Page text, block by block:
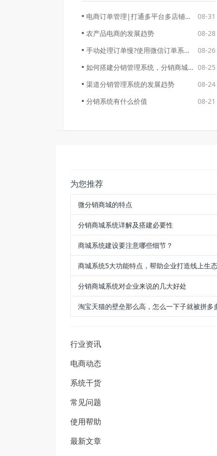
电商订单管理|打通多平台多店铺订单管理壁垒
08-31
农产品电商的发展趋势
08-28
手动处理订单慢?使用微信订单系统帮你高效管理
08-26
如何搭建分销管理系统，分销商城软件开发平台哪个好 08-25
渠道分销管理系统的发展趋势
08-24
分销系统有什么价值
08-21
为您推荐
微分销商城的特点
分销商城系统详解及搭建必要性
商城系统建设要注意哪些细节？
商城系统5大功能特点，帮助企业打造线上生
分销商城系统对企业来说的几大好处
淘宝天猫的壁垒那么高，怎么一下子就被拼多
行业资讯
电商动态
系统干货
常见问题
使用帮助
最新文章